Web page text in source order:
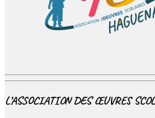
L’ASSOCIATION DES ŒUVRES